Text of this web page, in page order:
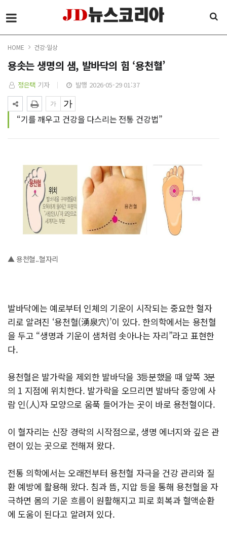
HOME 건강·일상
용솟는 생명의 샘, 발바닥의 힘 ‘용천혈’
정은택 기자 발행 2026-05-29 01:37
“기를 깨우고 건강을 다스리는 전통 건강법”
▲ 용천혈..혈자리
발바닥에는 예로부터 인체의 기운이 시작되는 중요한 혈자
리로 알려진 ‘용천혈(湧泉穴)’이 있다. 한의학에서는 용천혈
을 두고 “생명과 기운이 샘처럼 솟아나는 자리”라고 표현한
다.
용천혈은 발가락을 제외한 발바닥을 3등분했을 때 앞쪽 3분
의 1 지점에 위치한다. 발가락을 오므리면 발바닥 중앙에 사
람 인(人)자 모양으로 움푹 들어가는 곳이 바로 용천혈이다.
이 혈자리는 신장 경락의 시작점으로, 생명 에너지와 깊은 관
련이 있는 곳으로 전해져 왔다.
전통 의학에서는 오래전부터 용천혈 자극을 건강 관리와 질
환 예방에 활용해 왔다. 침과 뜸, 지압 등을 통해 용천혈을 자
극하면 몸의 기운 흐름이 원활해지고 피로 회복과 혈액순환
에 도움이 된다고 알려져 있다.